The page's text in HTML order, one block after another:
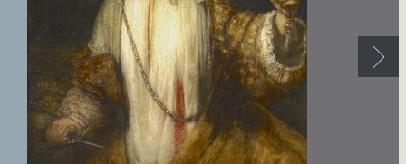
FOR POLITICAL
ICONOGRAPHY
ERNST CASSIRER
CENTRE 1997-2007
RECORDS